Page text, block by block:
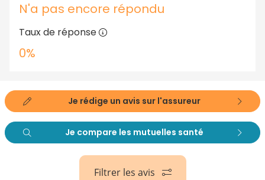
N'a pas encore répondu
Taux de réponse
0%
Je rédige un avis sur l'assureur
Je compare les mutuelles santé
Filtrer les avis